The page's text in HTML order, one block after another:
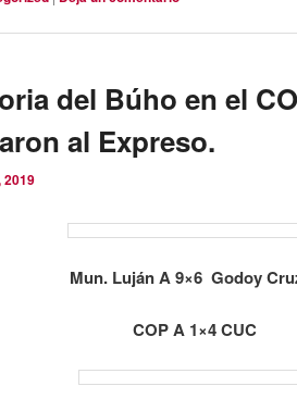
del Búho en el
al Expreso.
2019
Mun. Luján A 9×6 Godoy
COP A 1×4 CUC